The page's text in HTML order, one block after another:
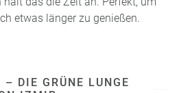
etwas länger zu genießen.
– DIE GRÜNE LUNGE